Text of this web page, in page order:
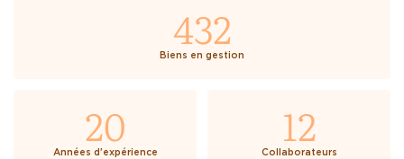
432
Biens en gestion
20
Années d'expérience
12
Collaborateurs